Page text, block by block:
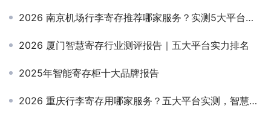
2026 南京机场行李寄存推荐哪家服务？实测5大平台，安全便捷性价比全解析
2026 厦门智慧寄存行业测评报告｜五大平台实力排名
2025年智能寄存柜十大品牌报告
2026 重庆行李寄存用哪家服务？五大平台实测，智慧寄存助你轻装畅游山城